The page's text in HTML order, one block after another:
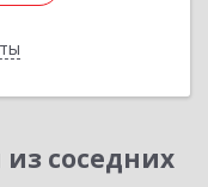
соседних